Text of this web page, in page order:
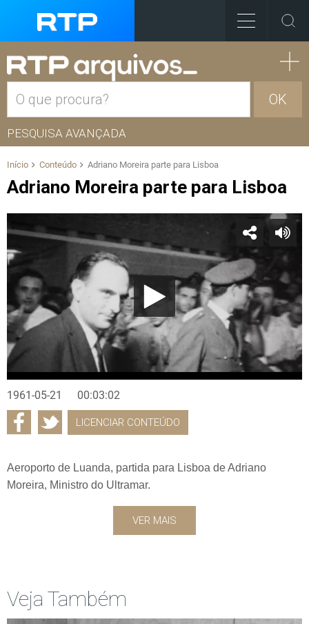
OK
PESQUISA AVANÇADA
Início Conteúdo Adriano Moreira parte para Lisboa
Adriano Moreira parte para Lisboa
1961-05-21 00:03:02
LICENCIAR CONTEÚDO
Aeroporto de Luanda, partida para Lisboa de Adriano
Moreira, Ministro do Ultramar.
VER MAIS
Veja Também